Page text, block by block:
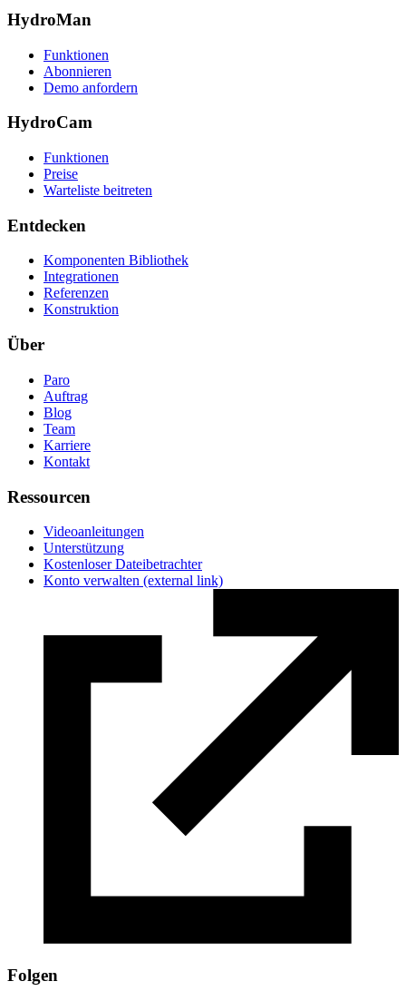
HydroMan
Funktionen
Abonnieren
Demo anfordern
HydroCam
Funktionen
Preise
Warteliste beitreten
Entdecken
Komponenten Bibliothek
Integrationen
Referenzen
Konstruktion
Über
Paro
Auftrag
Blog
Team
Karriere
Kontakt
Ressourcen
Videoanleitungen
Unterstützung
Kostenloser Dateibetrachter
Konto verwalten (external link)
Folgen